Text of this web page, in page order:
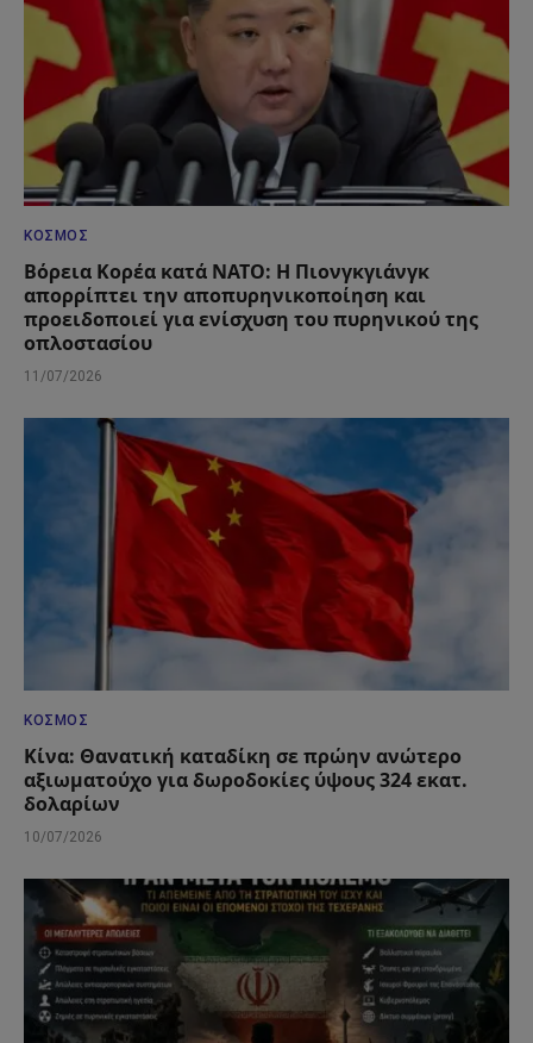
ΚΌΣΜΟΣ
Βόρεια Κορέα κατά ΝΑΤΟ: Η Πιονγκγιάνγκ
απορρίπτει την αποπυρηνικοποίηση και
προειδοποιεί για ενίσχυση του πυρηνικού της
οπλοστασίου
11/07/2026
ΚΌΣΜΟΣ
Κίνα: Θανατική καταδίκη σε πρώην ανώτερο
αξιωματούχο για δωροδοκίες ύψους 324 εκατ.
δολαρίων
10/07/2026